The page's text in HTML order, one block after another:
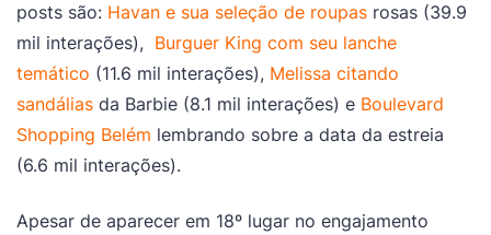
posts são: Havan e sua seleção de roupas rosas (39.9
mil interações), Burguer King com seu lanche
temático (11.6 mil interações), Melissa citando
sandálias da Barbie (8.1 mil interações) e Boulevard
Shopping Belém lembrando sobre a data da estreia
(6.6 mil interações).
Apesar de aparecer em 18º lugar no engajamento